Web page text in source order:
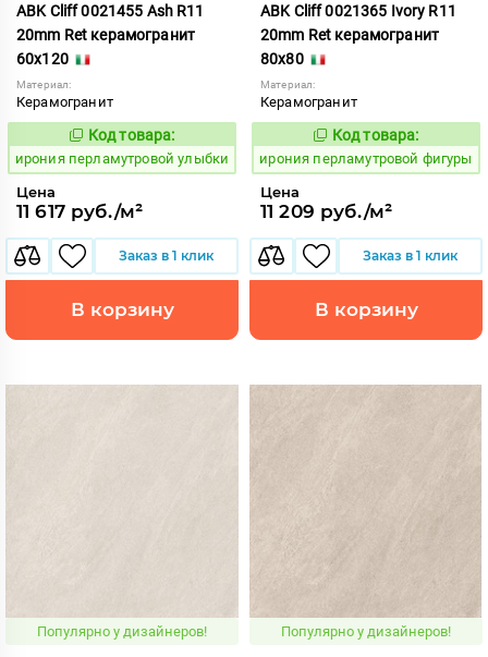
ABK Cliff 0021455 Ash R11
20mm Ret керамогранит
60x120
Материал:
Керамогранит
1102736
Код товара:
ирония перламутровой улыбки
Цена
11 617 руб./м²
Заказ в 1 клик
В корзину
ABK Cliff 0021365 Ivory R11
20mm Ret керамогранит
80x80
Материал:
Керамогранит
1102740
Код товара:
ирония перламутровой фигуры
Цена
11 209 руб./м²
Заказ в 1 клик
В корзину
Популярно у дизайнеров! Популярно у дизайнеров!